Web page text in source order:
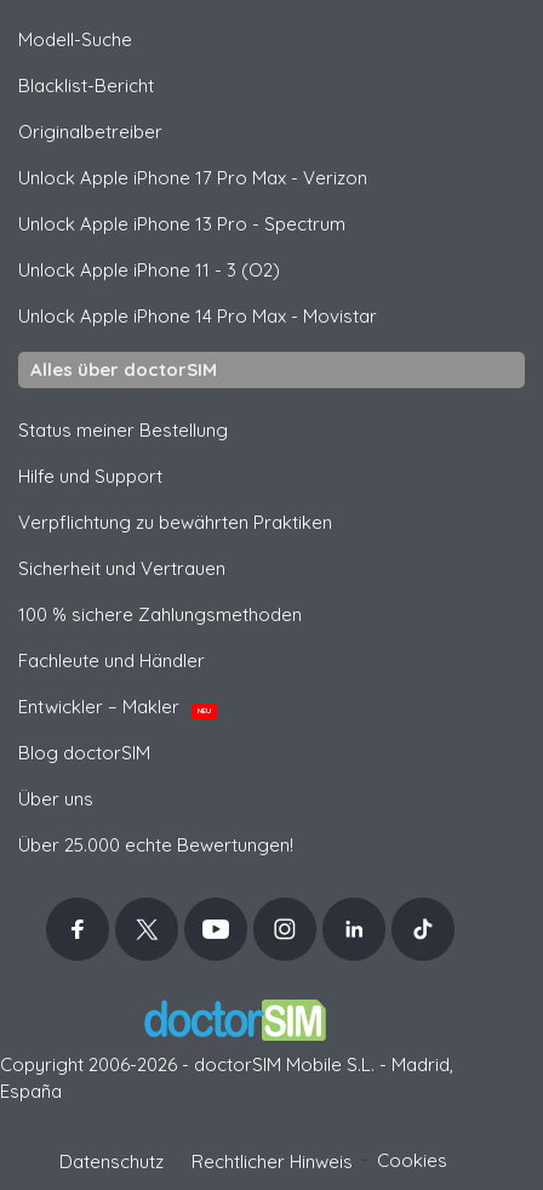
Modell-Suche
Blacklist-Bericht
Originalbetreiber
Unlock Apple iPhone 17 Pro Max - Verizon
Unlock Apple iPhone 13 Pro - Spectrum
Unlock Apple iPhone 11 - 3 (O2)
Unlock Apple iPhone 14 Pro Max - Movistar
Alles über doctorSIM
Status meiner Bestellung
Hilfe und Support
Verpflichtung zu bewährten Praktiken
Sicherheit und Vertrauen
100 % sichere Zahlungsmethoden
Fachleute und Händler
Entwickler – Makler
NEU
Blog doctorSIM
Über uns
Über 25.000 echte Bewertungen!
Copyright 2006-2026 - doctorSIM Mobile S.L. - Madrid,
España
Datenschutz Rechtlicher Hinweis Cookies